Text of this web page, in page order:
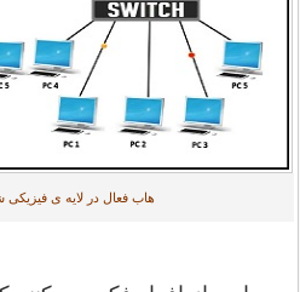
هاب فعال در لایه ی